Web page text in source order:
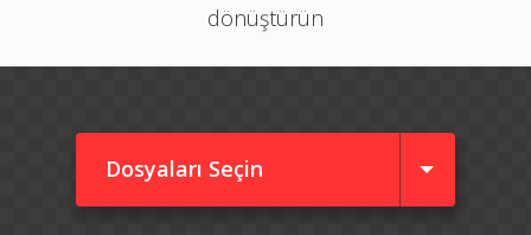
dönüştürün
Dosyaları Seçin